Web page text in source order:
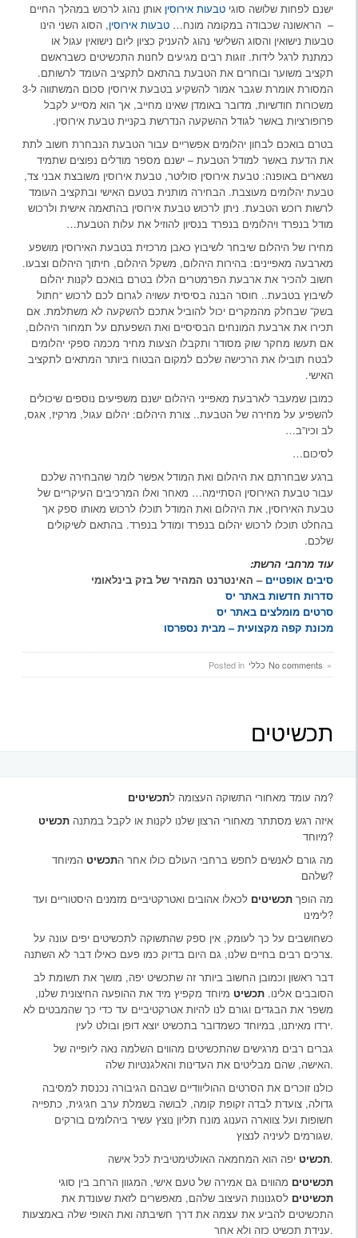
ישנם לפחות שלושה סוגי טבעות אירוסין אותן נהוג לרכוש במהלך החיים
– הראשונה שכבודה במקומה מונח… טבעות אירוסין, הסוג השני הינו
טבעות נישואין והסוג השלישי נהוג להעניק כציון ליום נישואין עגול או
כמתנת לרגל לידות. זוגות רבים מגיעים לחנות התכשיטים כשבראשם
תקציב משוער ובוחרים את הטבעת בהתאם לתקציב העומד לרשותם.
המסורת אומרת שגבר אמור להשקיע בטבעת אירוסין סכום המשתווה ל-3
משכורות חודשיות, מדובר באומדן שאינו מחייב, אך הוא מסייע לקבל
פרופורציות באשר לגודל ההשקעה הנדרשת בקניית טבעת אירוסין.
בטרם בואכם לבחון יהלומים אפשריים עבור הטבעת הנבחרת חשוב לתת
את הדעת באשר למודל הטבעת – ישנם מספר מודלים נפוצים שתמיד
נשארים באופנה: טבעת אירוסין סוליטר, טבעת אירוסין משובצת אבני צד,
טבעת יהלומים מעוצבת. הבחירה מותנית בטעם האישי ובתקציב העומד
לרשות רוכש הטבעת. ניתן לרכוש טבעת אירוסין בהתאמה אישית ולרכוש
מודל בנפרד ויהלומים בנפרד בנסיון להוזיל את עלות הטבעת…
מחירו של היהלום שיבחר לשיבוץ כאבן מרכזית בטבעת האירוסין מושפע
מארבעה מאפיינים: בהירות היהלום, משקל היהלום, חיתוך היהלום וצבעו.
חשוב להכיר את ארבעת הפרמטרים הללו בטרם בואכם לקנות יהלום
לשיבוץ בטבעת.. חוסר הבנה בסיסית עשויה לגרום לכם לרכוש “חתול
בשק” שבחלק מהמקרים יכול להוביל אתכם להשקעה לא משתלמת. אם
תכירו את ארבעת המונחים הבסיסיים ואת השפעתם על תמחור היהלום,
אם תעשו מחקר שוק מסודר ותקבלו הצעות מחיר מכמה ספקי יהלומים
לבטח תובילו את הרכישה שלכם למקום הבטוח ביותר המתאים לתקציב
האישי.
כמובן שמעבר לארבעת מאפייני היהלום ישנם משפיעים נוספים שיכולים
להשפיע על מחירה של הטבעת.. צורת היהלום: יהלום עגול, מרקיז, אגס,
לב וכיו”ב…
לסיכום…
ברגע שבחרתם את היהלום ואת המודל אפשר לומר שהבחירה שלכם
עבור טבעת האירוסין הסתיימה… מאחר ואלו המרכיבים העיקריים של
טבעת האירוסין, את היהלום ואת המודל תוכלו לרכוש מאותו ספק אך
בהחלט תוכלו לרכוש יהלום בנפרד ומודל בנפרד. בהתאם לשיקולים
שלכם.
עוד מרחבי הרשת:
סיבים אופטיים – האינטרנט המהיר של בזק בינלאומי
סדרות חדשות באתר יס
סרטים מומלצים באתר יס
מכונת קפה מקצועית – מבית נספרסו
No comments »
Posted in כללי
תכשיטים
מה עומד מאחורי התשוקה העצומה לתכשיטים
?
איזה רגש מסתתר מאחורי הרצון שלנו לקנות או לקבל במתנה תכשיט
מיוחד?
מה גורם לאנשים לחפש ברחבי העולם כולו אחר התכשיט המיוחד
שלהם?
מה הופך תכשיטים לכאלו אהובים ואטרקטיביים מזמנים היסטוריים ועד
לימינו?
כשחושבים על כך לעומק, אין ספק שהתשוקה לתכשיטים יפים עונה על
צרכים רבים בחיים שלנו, גם היום בדיוק כמו פעם כאילו דבר לא השתנה.
דבר ראשון וכמובן החשוב ביותר זה שתכשיט יפה, מושך את תשומת לב
הסובבים אלינו. תכשיט מיוחד מקפיץ מיד את ההופעה החיצונית שלנו,
משפר את הבגדים וגורם לנו להיות אטרקטיביים עד כדי כך שהמבטים לא
ירדו מאיתנו, במיוחד כשמדובר בתכשיט יוצא דופן ובולט לעין.
גברים רבים מרגישים שהתכשיטים מהווים השלמה נאה ליופייה של
האישה, שהם מבליטים את העדינות והאלגנטיות שלה.
כולנו זוכרים את הסרטים ההוליוודיים שבהם הגיבורה נכנסת למסיבה
גדולה, צועדת לבדה זקופת קומה, לבושה בשמלת ערב חגיגית, כתפייה
חשופות ועל צווארה הענוג מונח תליון נוצץ עשיר ביהלומים בורקים
שגורמים לעיניה לנצוץ.
תכשיטיפה הוא המחמאה האולטימטיבית לכל אישה.
תכשיטים מהווים גם אמירה של טעם אישי, המגוון הרחב בין סוגי
תכשיטים לסגנונות העיצוב שלהם, מאפשרים לזאת שעונדת את
התכשיטים להביע את עצמה את דרך חשיבתה ואת האופי שלה באמצעות
ענידת תכשיט כזה ולא אחר.